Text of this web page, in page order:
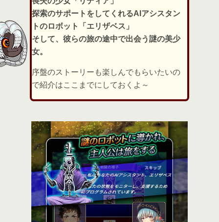
探索のサポートをしてくれるAIアシスタン
トのロボット「エリザベス」
そして、彼らの旅の途中で出会う謎の美少
女。
序盤のストーリーも楽しんでもらいたいの
で紹介はここまでにしておくよ～